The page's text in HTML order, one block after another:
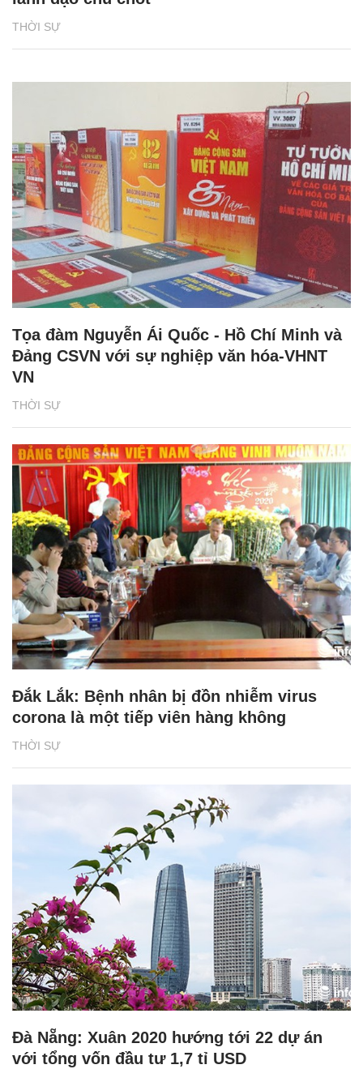
THỜI SỰ
THỜI SỰ
Tọa đàm Nguyễn Ái Quốc - Hồ Chí Minh và
Đảng CSVN với sự nghiệp văn hóa-VHNT
VN
THỜI SỰ
Đắk Lắk: Bệnh nhân bị đồn nhiễm virus
corona là một tiếp viên hàng không
Đà Nẵng: Xuân 2020 hướng tới 22 dự án
với tổng vốn đầu tư 1,7 tỉ USD